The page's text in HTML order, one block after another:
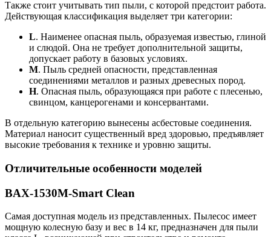
Также стоит учитывать тип пыли, с которой предстоит работа.
Действующая классификация выделяет три категории:
L. Наименее опасная пыль, образуемая известью, глиной
и слюдой. Она не требует дополнительной защиты,
допускает работу в базовых условиях.
М. Пыль средней опасности, представленная
соединениями металлов и разных древесных пород.
Н. Опасная пыль, образующаяся при работе с плесенью,
свинцом, канцерогенами и консервантами.
В отдельную категорию вынесены асбестовые соединения.
Материал наносит существенный вред здоровью, предъявляет
высокие требования к технике и уровню защиты.
Отличительные особенности моделей
BAX-1530M-Smart Clean
Самая доступная модель из представленных. Пылесос имеет
мощную колесную базу и вес в 14 кг, предназначен для пыли